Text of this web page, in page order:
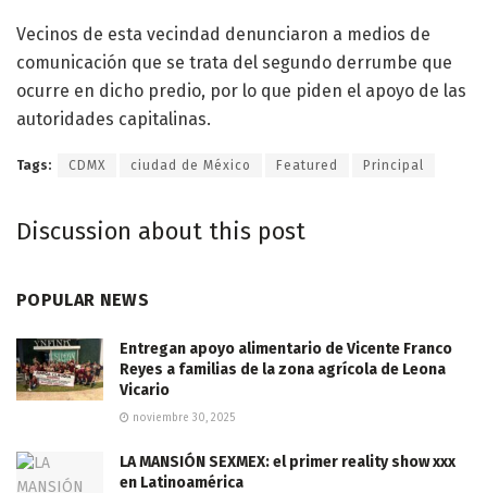
Vecinos de esta vecindad denunciaron a medios de
comunicación que se trata del segundo derrumbe que
ocurre en dicho predio, por lo que piden el apoyo de las
autoridades capitalinas.
Tags: CDMX ciudad de México Featured Principal
Discussion about this post
POPULAR NEWS
Entregan apoyo alimentario de Vicente Franco
Reyes a familias de la zona agrícola de Leona
Vicario
noviembre 30, 2025
LA MANSIÓN SEXMEX: el primer reality show xxx
en Latinoamérica